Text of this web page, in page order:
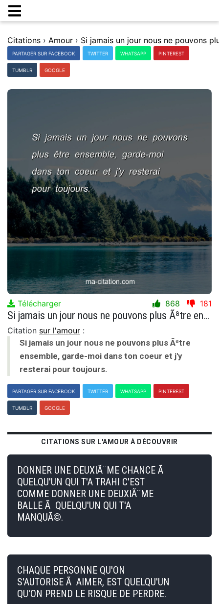
Citations › Amour ›
PARTAGER SUR FACEBOOK TWITTER WHATSAPP PINTEREST
TUMBLR GOOGLE
Télécharger 868 181
Si jamais un jour nous ne pouvons plus Ãªtre ensemble, garde-moi dans ton coeur et j'y resterai pour toujours.
Citation sur l'amour :
Si jamais un jour nous ne pouvons plus Ãªtre
ensemble, garde-moi dans ton coeur et j'y
resterai pour toujours.
PARTAGER SUR FACEBOOK TWITTER WHATSAPP PINTEREST
TUMBLR GOOGLE
CITATIONS SUR L'AMOUR À DÉCOUVRIR
DONNER UNE DEUXIÃ¨ME CHANCE Ã
QUELQU'UN QUI T'A TRAHI C'EST
COMME DONNER UNE DEUXIÃ¨ME
BALLE Ã QUELQU'UN QUI T'A
MANQUÃ©.
CHAQUE PERSONNE QU'ON
S'AUTORISE Ã AIMER, EST QUELQU'UN
QU'ON PREND LE RISQUE DE PERDRE.